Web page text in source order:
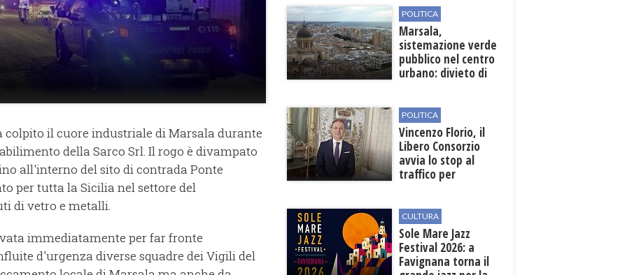
il cuore industriale di Marsala durante
della Sarco Srl. Il rogo è divampato
all'interno del sito di contrada Ponte
per tutta la Sicilia nel settore del
di vetro e metalli.
immediatamente per far fronte
d'urgenza diverse squadre dei Vigili del
POLITICA
Marsala,
sistemazione verde
pubblico nel centro
urbano: divieto di
POLITICA
Vincenzo Florio, il
Libero Consorzio
avvia lo stop al
traffico per
all'aeroporto
CULTURA
Sole Mare Jazz
Festival 2026: a
Favignana torna il